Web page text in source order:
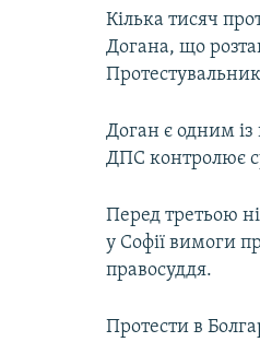
Кілька тисяч
Догана, що
Доган є одним із
ДПС контролює
Перед третьою
у Софії вимоги
правосуддя.
Протести в